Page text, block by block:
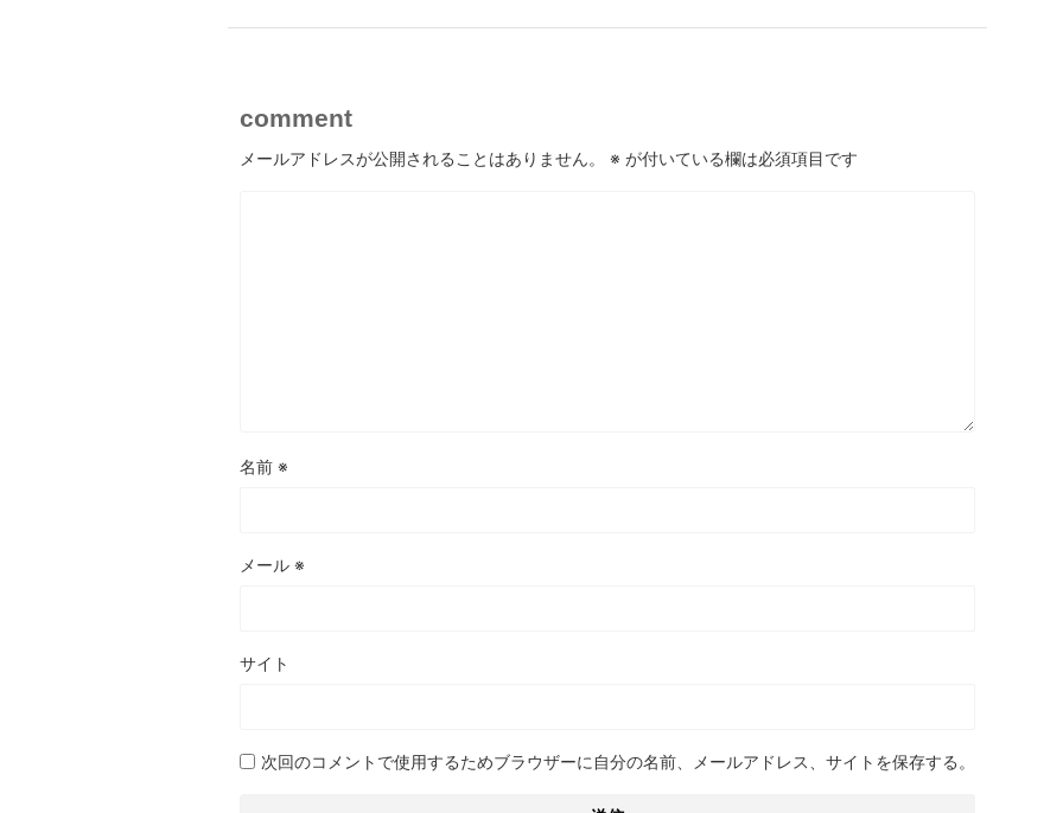
comment
メールアドレスが公開されることはありません。 ※ が付いている欄は必須項目です
名前 ※
メール ※
サイト
次回のコメントで使用するためブラウザーに自分の名前、メールアドレス、サイトを保存する。